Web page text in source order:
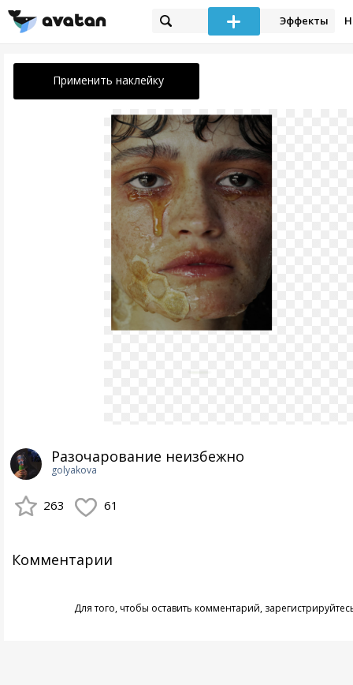
Эффекты
Применить наклейку
Разочарование неизбежно
golyakova
263 61
Комментарии
Для того, чтобы оставить комментарий,